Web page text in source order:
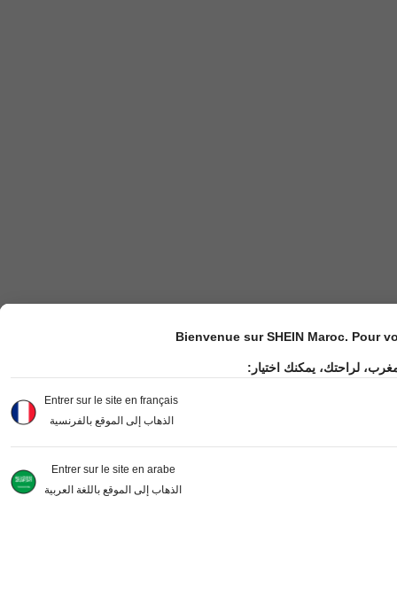
Bienvenue sur SHEIN Maroc. Pour
لراحتك، يمكنك اختيار:
Entrer sur le site en français
الذهاب إلى الموقع بالفرنسية
Entrer sur le site en arabe
الذهاب إلى الموقع باللغة العربية